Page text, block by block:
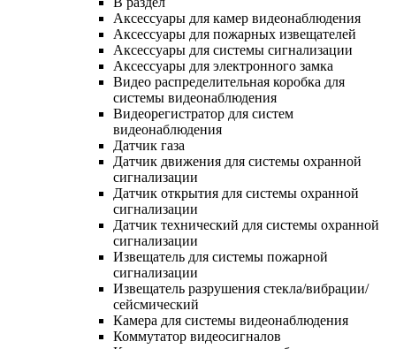
Аксессуары для камер видеонаблюдения
Аксессуары для пожарных извещателей
Аксессуары для системы сигнализации
Аксессуары для электронного замка
Видео распределительная коробка для
системы видеонаблюдения
Видеорегистратор для систем
видеонаблюдения
Датчик газа
Датчик движения для системы охранной
сигнализации
Датчик открытия для системы охранной
сигнализации
Датчик технический для системы охранной
сигнализации
Извещатель для системы пожарной
сигнализации
Извещатель разрушения стекла/вибрации/
сейсмический
Камера для системы видеонаблюдения
Коммутатор видеосигналов